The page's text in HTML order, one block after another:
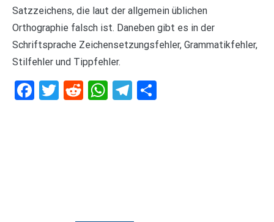
Satzzeichens, die laut der allgemein üblichen
Orthographie falsch ist. Daneben gibt es in der
Schriftsprache Zeichensetzungsfehler, Grammatikfehler,
Stilfehler und Tippfehler.
Facebook
Twitter
RedditWhatsApp
Telegram